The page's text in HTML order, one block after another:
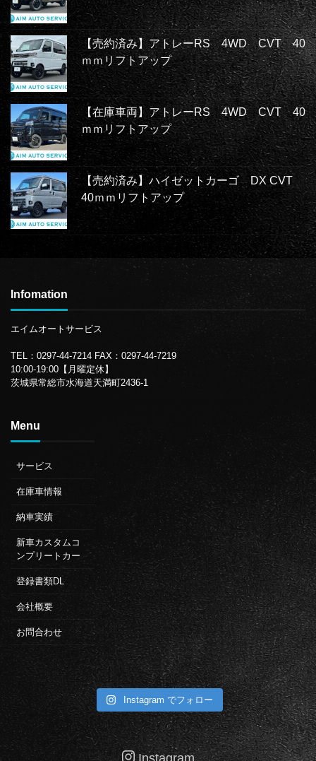
【売約済み】アトレーRS 4WD CVT 40
ｍｍリフトアップ
【在庫車両】アトレーRS 4WD CVT 40
ｍｍリフトアップ
【売約済み】ハイゼットカーゴ DX CVT
40ｍｍリフトアップ
Infomation
エイムオートサービス
TEL：0297-44-7214 FAX：0297-44-7219
10:00-19:00【月曜定休】
茨城県常総市水海道天満町2436-1
Menu
サービス
在庫車情報
納車実績
新車カスタムコ
ンプリートカー
登録書類DL
会社概要
お問合わせ
Instagram でフォロー
Instagram